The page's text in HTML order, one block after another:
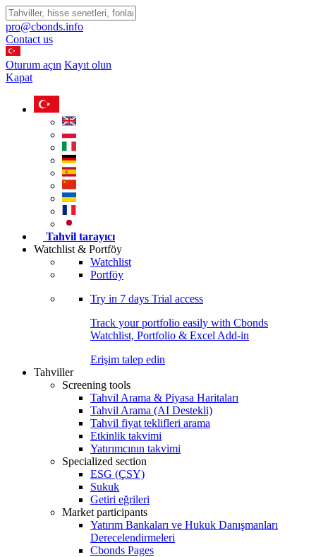
pro@cbonds.info
Contact us
Oturum açın Kayıt olun
Kapat
Tahvil tarayıcı
Watchlist & Portföy
Watchlist
Portföy
Try in 7 days Trial access
Track your portfolio easily with Cbonds
Watchlist, Portfolio & Excel Add-in
Erişim talep edin
Tahviller
Screening tools
Tahvil Arama & Piyasa Haritaları
Tahvil Arama (AI Destekli)
Tahvil fiyat teklifleri arama
Etkinlik takvimi
Yatırımcının takvimi
Specialized section
ESG (ÇSY)
Sukuk
Getiri eğrileri
Market participants
Yatırım Bankaları ve Hukuk Danışmanları
Derecelendirmeleri
Cbonds Pages